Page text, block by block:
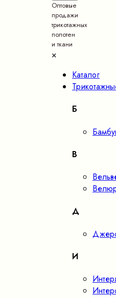
Оптовые
продажи
трикотажных
полотен
и ткани
×
Каталог
Б
В
Д
И